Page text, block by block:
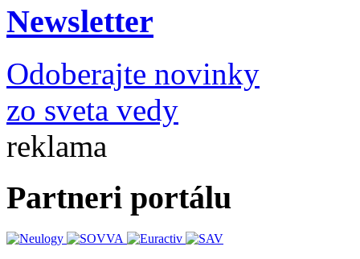
Newsletter
Odoberajte novinky
zo sveta vedy
reklama
Partneri portálu